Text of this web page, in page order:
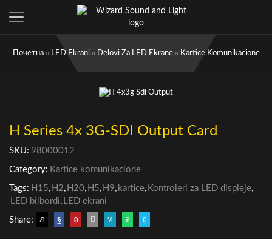
Почетна LED Ekrani Delovi Za LED Ekrane Kartice Komunikacione
H Series 4x 3G-SDI Output Card
SKU: 98000012
Category: Kartice komunikacione
Tags: H15, H2, H20, H5, H9, kartice, Kontroleri za LED displeje,
LED bilbordi, LED ekrani
Share: